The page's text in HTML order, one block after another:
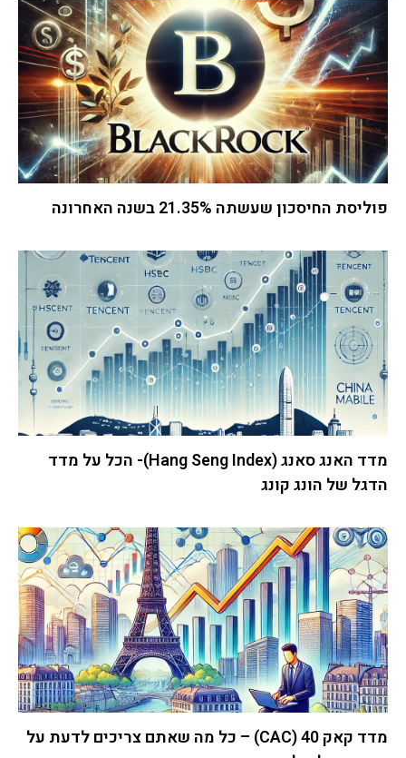
פוליסת החיסכון שעשתה 21.35% בשנה האחרונה
מדד האנג סאנג (Hang Seng Index)- הכל על מדד
הדגל של הונג קונג
מדד קאק 40 (CAC) – כל מה שאתם צריכים לדעת על